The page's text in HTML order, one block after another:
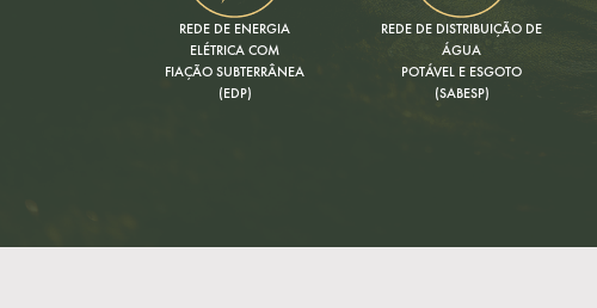
REDE DE ENERGIA
ELÉTRICA COM
FIAÇÃO SUBTERRÂNEA
(EDP)
REDE DE DISTRIBUIÇÃO DE
ÁGUA
POTÁVEL E ESGOTO
(SABESP)